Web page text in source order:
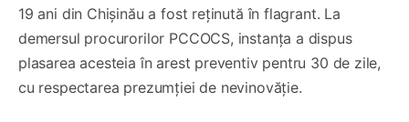
19 ani din Chișinău a fost reținută în flagrant. La
demersul procurorilor PCCOCS, instanța a dispus
plasarea acesteia în arest preventiv pentru 30 de zile,
cu respectarea prezumției de nevinovăție.